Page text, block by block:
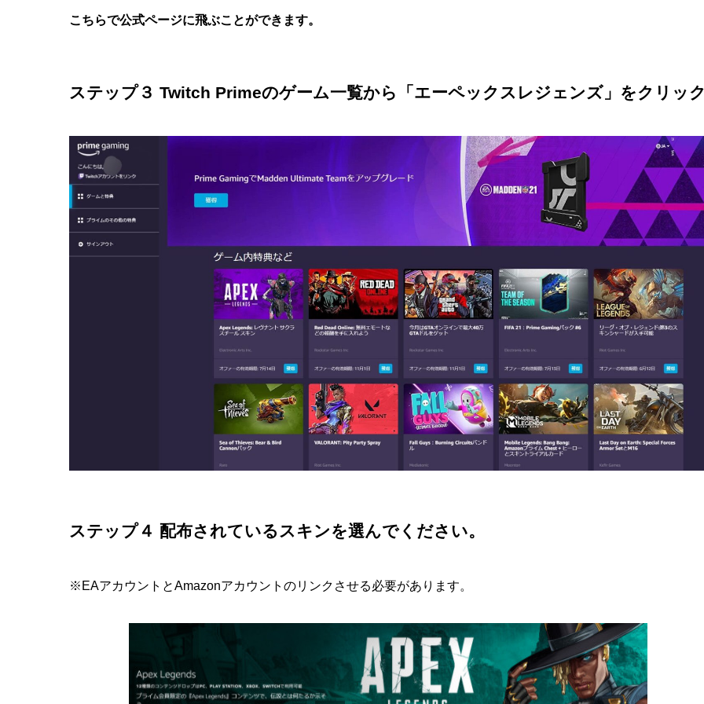
こちらで公式ページに飛ぶことができます。
ステップ３ Twitch Primeのゲーム一覧から「エーペックスレジェンズ」をクリッ
ステップ４ 配布されているスキンを選んでください。
※EAアカウントとAmazonアカウントのリンクさせる必要があります。